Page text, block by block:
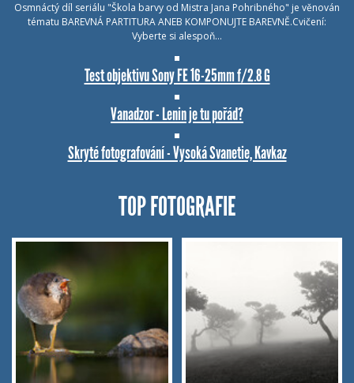
Osmnáctý díl seriálu "Škola barvy od Mistra Jana Pohribného" je věnován
tématu BAREVNÁ PARTITURA ANEB KOMPONUJTE BAREVNĚ.Cvičení:
Vyberte si alespoň…
Test objektivu Sony FE 16-25mm f/2.8 G
Vanadzor - Lenin je tu pořád?
Skryté fotografování - Vysoká Svanetie, Kavkaz
TOP FOTOGRAFIE